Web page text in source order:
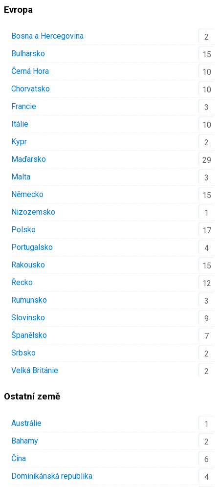
Evropa
Bosna a Hercegovina
2
Bulharsko
15
Černá Hora
10
Chorvatsko
10
Francie
3
Itálie
10
Kypr
2
Maďarsko
29
Malta
3
Německo
15
Nizozemsko
1
Polsko
17
Portugalsko
4
Rakousko
15
Řecko
12
Rumunsko
3
Slovinsko
9
Španělsko
7
Srbsko
2
Velká Británie
2
Ostatní země
Austrálie
1
Bahamy
2
Čína
6
Dominikánská republika
4